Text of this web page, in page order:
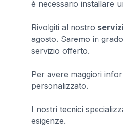
è necessario installare
Rivolgiti al nostro
agosto. Saremo in
servizio offerto.
Per avere maggiori
personalizzato.
I nostri tecnici
esigenze.